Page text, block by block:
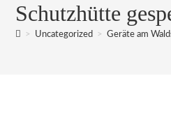
Schutzhütte
> Uncategorized > Geräte am